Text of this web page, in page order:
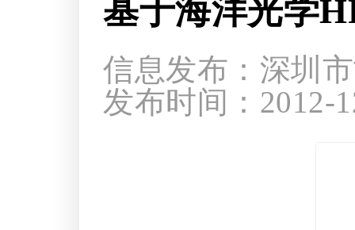
基于海洋光学
信息发布：深圳
发布时间：2012-